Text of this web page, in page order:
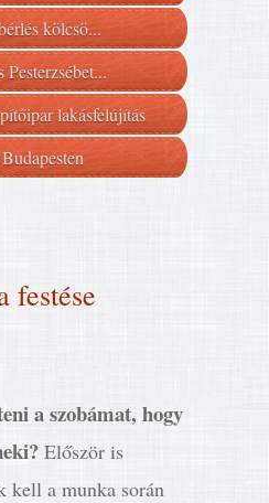
kölcsö...
Pesterzsébet...
lakásfelújítás
festése
a szobámat, hogy
Először is
kell a munka során